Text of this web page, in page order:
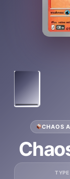
CHAOS
TYPE